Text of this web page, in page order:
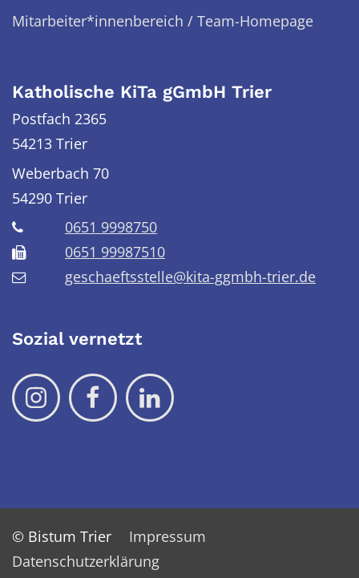
Mitarbeiter*innenbereich / Team-Homepage
Katholische KiTa gGmbH Trier
Postfach 2365
54213 Trier
Weberbach 70
54290 Trier
0651 9998750
0651 99987510
geschaeftsstelle@kita-ggmbh-trier.de
Sozial vernetzt
© Bistum Trier
Impressum
Datenschutzerklärung